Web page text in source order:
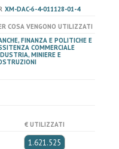
XM-DAC-6-4-011128-01-4
COSA VENGONO UTILIZZATI
FINANZA E POLITICHE E
COMMERCIALE
MINIERE E
€ UTILIZZATI
1.621.525